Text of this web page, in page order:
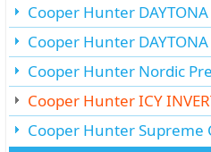
Cooper Hunter DAYTONA
Cooper Hunter DAYTONA
Cooper Hunter Nordic
Cooper Hunter ICY
Cooper Hunter